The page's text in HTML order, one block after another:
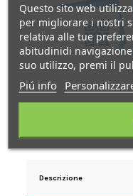
Descrizione
Questo sito web
per migliorare i nostri
relativa alle tue
abitudinidi
suo utilizzo, premi il
Piú info